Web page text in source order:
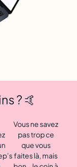
? 🤙
Vous ne savez
pas trop ce
que vous
faites là, mais